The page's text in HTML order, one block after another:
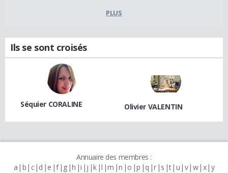
PLUS
Ils se sont croisés
Séquier CORALINE Olivier VALENTIN
Annuaire des membres :
a b c d e f g h i j k l m n o p q r s t u v w x y